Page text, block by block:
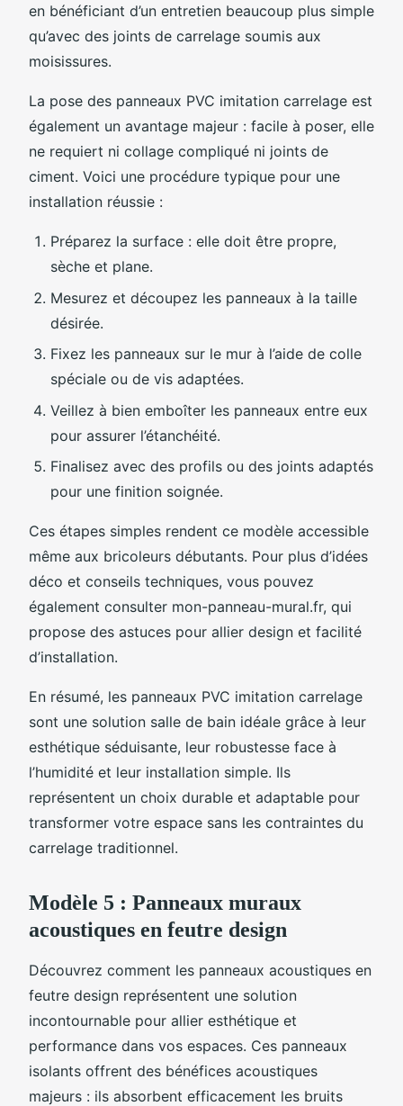
en bénéficiant d’un entretien beaucoup plus simple
qu’avec des joints de carrelage soumis aux
moisissures.
La pose des panneaux PVC imitation carrelage est
également un avantage majeur : facile à poser, elle
ne requiert ni collage compliqué ni joints de
ciment. Voici une procédure typique pour une
installation réussie :
Préparez la surface : elle doit être propre,
sèche et plane.
Mesurez et découpez les panneaux à la taille
désirée.
Fixez les panneaux sur le mur à l’aide de colle
spéciale ou de vis adaptées.
Veillez à bien emboîter les panneaux entre eux
pour assurer l’étanchéité.
Finalisez avec des profils ou des joints adaptés
pour une finition soignée.
Ces étapes simples rendent ce modèle accessible
même aux bricoleurs débutants. Pour plus d’idées
déco et conseils techniques, vous pouvez
également consulter mon-panneau-mural.fr, qui
propose des astuces pour allier design et facilité
d’installation.
En résumé, les panneaux PVC imitation carrelage
sont une solution salle de bain idéale grâce à leur
esthétique séduisante, leur robustesse face à
l’humidité et leur installation simple. Ils
représentent un choix durable et adaptable pour
transformer votre espace sans les contraintes du
carrelage traditionnel.
Modèle 5 : Panneaux muraux
acoustiques en feutre design
Découvrez comment les panneaux acoustiques en
feutre design représentent une solution
incontournable pour allier esthétique et
performance dans vos espaces. Ces panneaux
isolants offrent des bénéfices acoustiques
majeurs : ils absorbent efficacement les bruits